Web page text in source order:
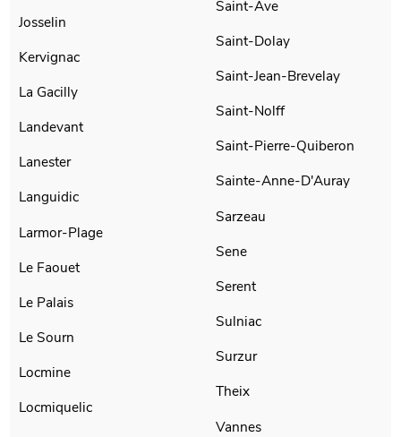
Josselin
Kervignac
La Gacilly
Landevant
Lanester
Languidic
Larmor-Plage
Le Faouet
Le Palais
Le Sourn
Locmine
Locmiquelic
Saint-Ave
Saint-Dolay
Saint-Jean-Brevelay
Saint-Nolff
Saint-Pierre-Quiberon
Sainte-Anne-D'Auray
Sarzeau
Sene
Serent
Sulniac
Surzur
Theix
Vannes